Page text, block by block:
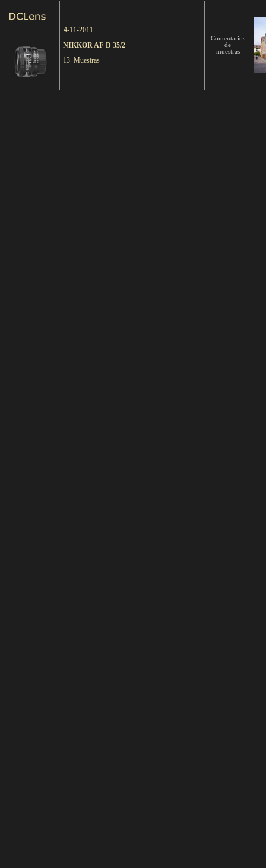
4-11-2011
NIKKOR AF-D 35/2
13 Muestras
Comentarios
de
muestras